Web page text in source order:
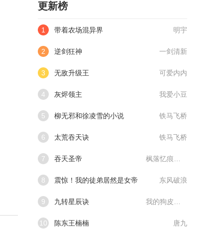
更新榜
1 带着农场混异界 明宇
2 逆剑狂神 一剑清新
3 无敌升级王 可爱内内
4 灰烬领主 我爱小豆
5 柳无邪和徐凌雪的小说 铁马飞桥
6 太荒吞天诀 铁马飞桥
7 吞天圣帝
8 震惊！我的徒弟居然是女帝 东风破浪
9 九转星辰诀
10 陈东王楠楠 唐九